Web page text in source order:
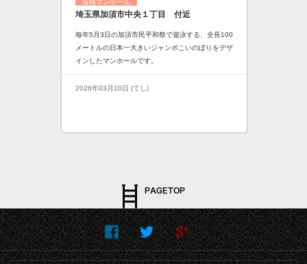
投稿マンホール
埼玉県加須市中央１丁目 付近
毎年5月3日の加須市民平和祭で遊泳する、全長100
メートルの日本一大きいジャンボこいのぼりをデザ
インしたマンホールです。
2026年03月10日 (てし)